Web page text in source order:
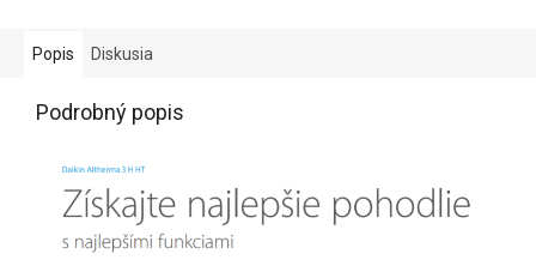
Popis Diskusia
Podrobný popis